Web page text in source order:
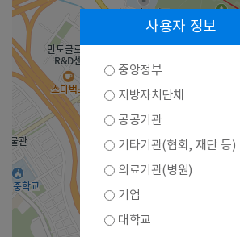
사용자 정보
중앙정부
지방자치단체
공공기관
기타기관(협회, 재단 등)
의료기관(병원)
기업
대학교